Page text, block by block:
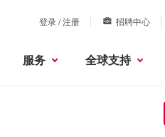
登录 / 注册 招聘中心
服务 全球支持